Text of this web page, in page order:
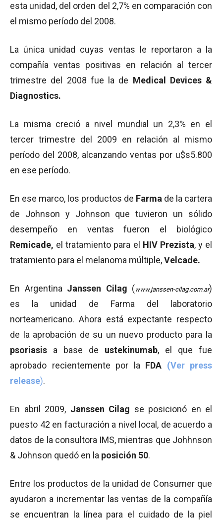
esta unidad, del orden del 2,7% en comparación con
el mismo período del 2008.
La única unidad cuyas ventas le reportaron a la
compañía ventas positivas en relación al tercer
trimestre del 2008 fue la de Medical Devices &
Diagnostics.
La misma creció a nivel mundial un 2,3% en el
tercer trimestre del 2009 en relación al mismo
período del 2008, alcanzando ventas por u$s5.800
en ese período.
En ese marco, los productos de Farma de la cartera
de Johnson y Johnson que tuvieron un sólido
desempeño en ventas fueron el biológico
Remicade, el tratamiento para el HIV Prezista, y el
tratamiento para el melanoma múltiple,Velcade.
En Argentina Janssen Cilag (www.janssen-cilag.com.ar)
es la unidad de Farma del laboratorio
norteamericano. Ahora está expectante respecto
de la aprobación de su un nuevo producto para la
psoriasis a base de ustekinumab, el que fue
aprobado recientemente por la FDA (Ver press
release).
En abril 2009, Janssen Cilag se posicionó en el
puesto 42 en facturación a nivel local, de acuerdo a
datos de la consultora IMS, mientras que Johhnson
& Johnson quedó en la posición 50.
Entre los productos de la unidad de Consumer que
ayudaron a incrementar las ventas de la compañía
se encuentran la línea para el cuidado de la piel